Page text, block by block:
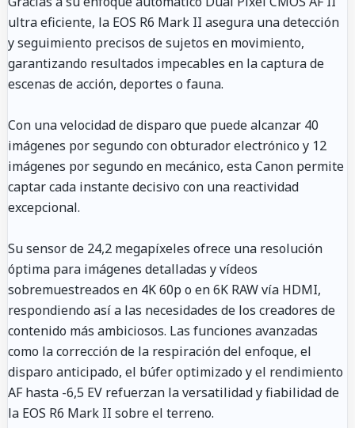
ultra eficiente, la EOS R6 Mark II asegura una detección
y seguimiento precisos de sujetos en movimiento,
garantizando resultados impecables en la captura de
escenas de acción, deportes o fauna.
Con una velocidad de disparo que puede alcanzar 40
imágenes por segundo con obturador electrónico y 12
imágenes por segundo en mecánico, esta Canon permite
captar cada instante decisivo con una reactividad
excepcional.
Su sensor de 24,2 megapíxeles ofrece una resolución
óptima para imágenes detalladas y vídeos
sobremuestreados en 4K 60p o en 6K RAW vía HDMI,
respondiendo así a las necesidades de los creadores de
contenido más ambiciosos. Las funciones avanzadas
como la corrección de la respiración del enfoque, el
disparo anticipado, el búfer optimizado y el rendimiento
AF hasta -6,5 EV refuerzan la versatilidad y fiabilidad de
la EOS R6 Mark II sobre el terreno.